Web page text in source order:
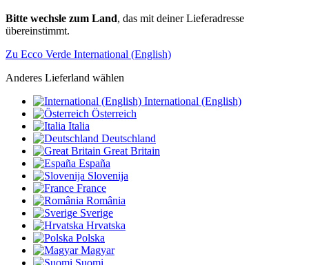
Bitte wechsle zum Land, das mit deiner Lieferadresse
übereinstimmt.
Zu Ecco Verde International (English)
Anderes Lieferland wählen
International (English)
Österreich
Italia
Deutschland
Great Britain
España
Slovenija
France
România
Sverige
Hrvatska
Polska
Magyar
Suomi